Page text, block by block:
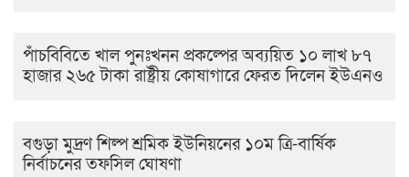
পাঁচবিবিতে খাল পুনঃখনন প্রকল্পের অব্যয়িত ১০ লাখ ৮৭
হাজার ২৬৫ টাকা রাষ্ট্রীয় কোষাগারে ফেরত দিলেন ইউএনও
বগুড়া মুদ্রণ শিল্প শ্রমিক ইউনিয়নের ১০ম ত্রি-বার্ষিক
নির্বাচনের তফসিল ঘোষণা